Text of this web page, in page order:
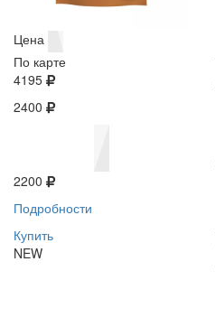
Цена
По карте
4195
2400
2200
Подробности
Купить
NEW